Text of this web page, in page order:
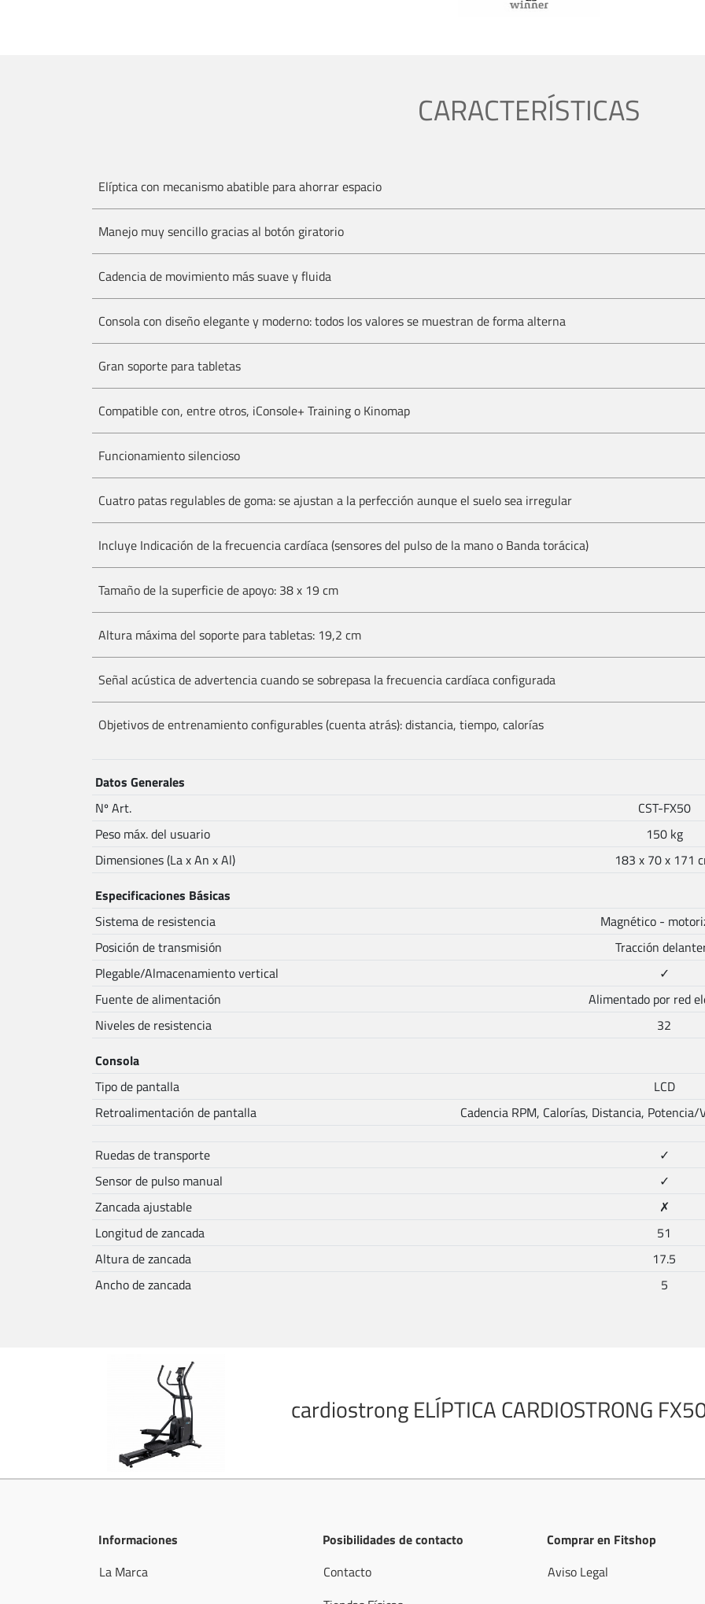
CARACTERÍSTICAS
Elíptica con mecanismo abatible para ahorrar espacio
Manejo muy sencillo gracias al botón giratorio
Cadencia de movimiento más suave y fluida
Consola con diseño elegante y moderno: todos los valores se muestran de forma alterna
Gran soporte para tabletas
Compatible con, entre otros, iConsole+ Training o Kinomap
Funcionamiento silencioso
Cuatro patas regulables de goma: se ajustan a la perfección aunque el suelo sea irregular
Incluye Indicación de la frecuencia cardíaca (sensores del pulso de la mano o Banda torácica)
Tamaño de la superficie de apoyo: 38 x 19 cm
Altura máxima del soporte para tabletas: 19,2 cm
Señal acústica de advertencia cuando se sobrepasa la frecuencia cardíaca configurada
Objetivos de entrenamiento configurables (cuenta atrás): distancia, tiempo, calorías
Datos Generales
Nº Art.
CST-FX50
Peso máx. del usuario
150 kg
Dimensiones (La x An x Al)
183 x 70 x 171
Especificaciones Básicas
Sistema de resistencia
Magnético -
Posición de transmisión
Tracción
Plegable/Almacenamiento vertical
✓
Fuente de alimentación
Alimentado por red
Niveles de resistencia
32
Consola
Tipo de pantalla
LCD
Retroalimentación de pantalla
Cadencia RPM, Calorías, Distancia, Potencia/
Ruedas de transporte
✓
Sensor de pulso manual
✓
Zancada ajustable
✗
Longitud de zancada
51
Altura de zancada
17.5
Ancho de zancada
5
cardiostrongELÍPTICA CARDIOSTRONG
Informaciones
La Marca
Posibilidades de contacto
Contacto
Comprar en Fitshop
Aviso Legal